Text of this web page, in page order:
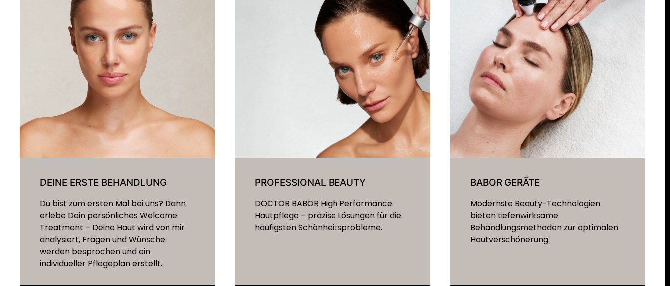
DEINE ERSTE BEHANDLUNG
Du bist zum ersten Mal bei uns? Dann
erlebe Dein persönliches Welcome
Treatment – Deine Haut wird von mir
analysiert, Fragen und Wünsche
werden besprochen und ein
individueller Pflegeplan erstellt.
PROFESSIONAL BEAUTY
DOCTOR BABOR High Performance
Hautpflege – präzise Lösungen für die
häufigsten Schönheitsprobleme.
BABOR GERÄTE
Modernste Beauty-Technologien
bieten tiefenwirksame
Behandlungsmethoden zur optimalen
Hautverschönerung.